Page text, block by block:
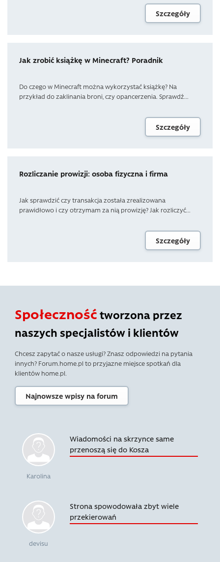
Szczegóły
Jak zrobić książkę w Minecraft? Poradnik
Do czego w Minecraft można wykorzystać książkę? Na
przykład do zaklinania broni, czy opancerzenia. Sprawdź...
Szczegóły
Rozliczanie prowizji: osoba fizyczna i firma
Jak sprawdzić czy transakcja została zrealizowana
prawidłowo i czy otrzymam za nią prowizję? Jak rozliczyć...
Szczegóły
Społeczność tworzona przez
naszych specjalistów i klientów
Chcesz zapytać o nasze usługi? Znasz odpowiedzi na pytania
innych? Forum.home.pl to przyjazne miejsce spotkań dla
klientów home.pl.
Najnowsze wpisy na forum
Karolina
Wiadomości na skrzynce same
przenoszą się do Kosza
devisu
Strona spowodowała zbyt wiele
przekierowań